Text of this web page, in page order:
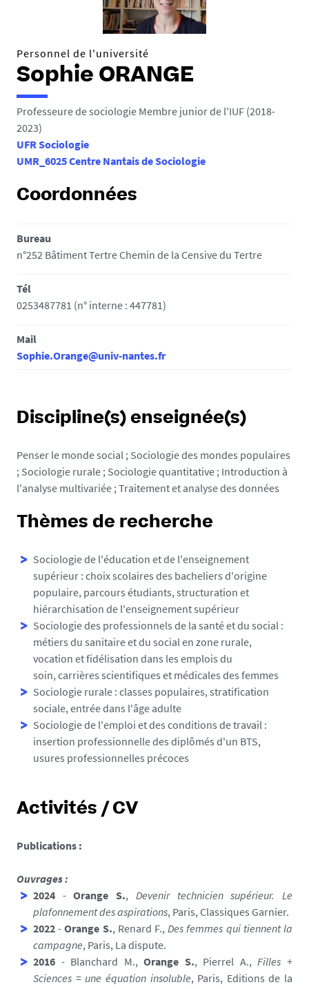
c
i
:
Personnel de l'université
Sophie ORANGE
Professeure de sociologie Membre junior de l'IUF (2018-
2023)
UFR Sociologie
UMR_6025 Centre Nantais de Sociologie
Coordonnées
Bureau
n°252 Bâtiment Tertre Chemin de la Censive du Tertre
Tél
0253487781 (n° interne : 447781)
Mail
Sophie.Orange@univ-nantes.fr
Discipline(s) enseignée(s)
Penser le monde social ; Sociologie des mondes populaires
; Sociologie rurale ; Sociologie quantitative ; Introduction à
l'analyse multivariée ; Traitement et analyse des données
Thèmes de recherche
Sociologie de l'éducation et de l'enseignement
supérieur : choix scolaires des bacheliers d'origine
populaire, parcours étudiants, structuration et
hiérarchisation de l'enseignement supérieur
Sociologie des professionnels de la santé et du social :
métiers du sanitaire et du social en zone rurale,
vocation et fidélisation dans les emplois du
soin, carrières scientifiques et médicales des femmes
Sociologie rurale : classes populaires, stratification
sociale, entrée dans l'âge adulte
Sociologie de l'emploi et des conditions de travail :
insertion professionnelle des diplômés d'un BTS,
usures professionnelles précoces
Activités / CV
Publications :
Ouvrages :
2024 -Orange S., Devenir technicien supérieur. Le
plafonnement des aspirations, Paris, Classiques Garnier.
2022 -Orange S., Renard F., Des femmes qui tiennent la
campagne, Paris, La dispute.
2016 - Blanchard M.,Orange S., Pierrel A., Filles +
Sciences = une équation insoluble, Paris, Editions de la